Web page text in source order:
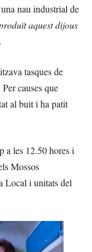
nau industrial de
aquest dijous
tasques de
causes que
al buit i ha patit
a les 12.50 hores i
Mossos
Local i unitats del